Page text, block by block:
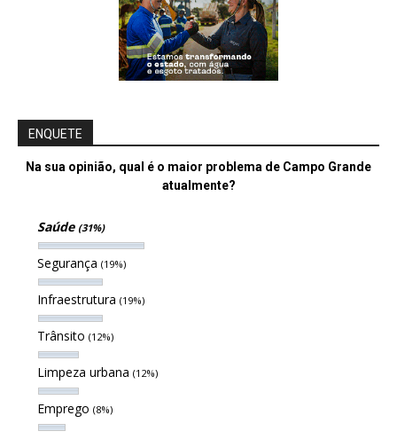
ENQUETE
Na sua opinião, qual é o maior problema de Campo Grande
atualmente?
Saúde (31%)
Segurança (19%)
Infraestrutura (19%)
Trânsito (12%)
Limpeza urbana (12%)
Emprego (8%)